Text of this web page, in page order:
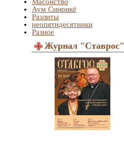
Аум Синрикё
Раэлиты
неопятидесятники
Разное
Журнал "Ставрос"